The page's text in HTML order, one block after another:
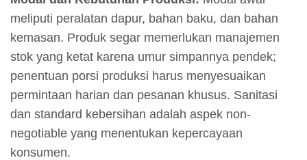
meliputi peralatan dapur, bahan baku, dan bahan
kemasan. Produk segar memerlukan manajemen
stok yang ketat karena umur simpannya pendek;
penentuan porsi produksi harus menyesuaikan
permintaan harian dan pesanan khusus. Sanitasi
dan standard kebersihan adalah aspek non-
negotiable yang menentukan kepercayaan
konsumen.